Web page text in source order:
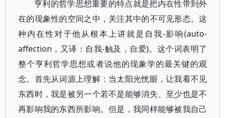
亨利的哲学思想重要的特点就是把内在性带到外
在的现象性的空间之中，关注其中的不可见形态。这
种内在性对于他从根本上讲就是自我-影响(auto-
affection，又译：自我-触及，自爱)。这个词表明了
整个亨利哲学思想或者说他的现象学的最关键的观
念。首先从词源上理解：当太阳光恍眼，让我看不见
东西时，我是被另一个若不是能够消失、至少也是不
再影响我的东西所影响。但是，我同样能够被我自己